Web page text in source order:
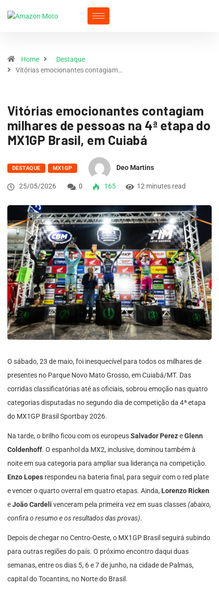
Home
Destaque
Vitórias emocionantes contagiam…
Vitórias emocionantes contagiam
milhares de pessoas na 4ª etapa do
MX1GP Brasil, em Cuiabá
DESTAQUE MX1GP Deo Martins
25/05/2026 0 165 12 minutes read
O sábado, 23 de maio, foi inesquecível para todos os milhares de
presentes no Parque Novo Mato Grosso, em Cuiabá/MT. Das
corridas classificatórias até as oficiais, sobrou emoção nas quatro
categorias disputadas no segundo dia de competição da 4ª etapa
do MX1GP Brasil Sportbay 2026.
Na tarde, o brilho ficou com os europeusSalvador PerezeGlenn
Coldenhoff. O espanhol da MX2, inclusive, dominou também à
noite em sua categoria para ampliar sua liderança na competição.
Enzo Lopes respondeu na bateria final, para seguir com o red plate
e vencer o quarto overral em quatro etapas. Ainda, Lorenzo Ricken
eJoão Cardeli venceram pela primeira vez em suas classes(abaixo,
confira o resumo e os resultados das provas).
Depois de chegar no Centro-Oeste, o MX1GP Brasil seguirá subindo
para outras regiões do país. O próximo encontro daqui duas
semanas, entre os dias 5, 6 e 7 de junho, na cidade de Palmas,
capital do Tocantins, no Norte do Brasil.